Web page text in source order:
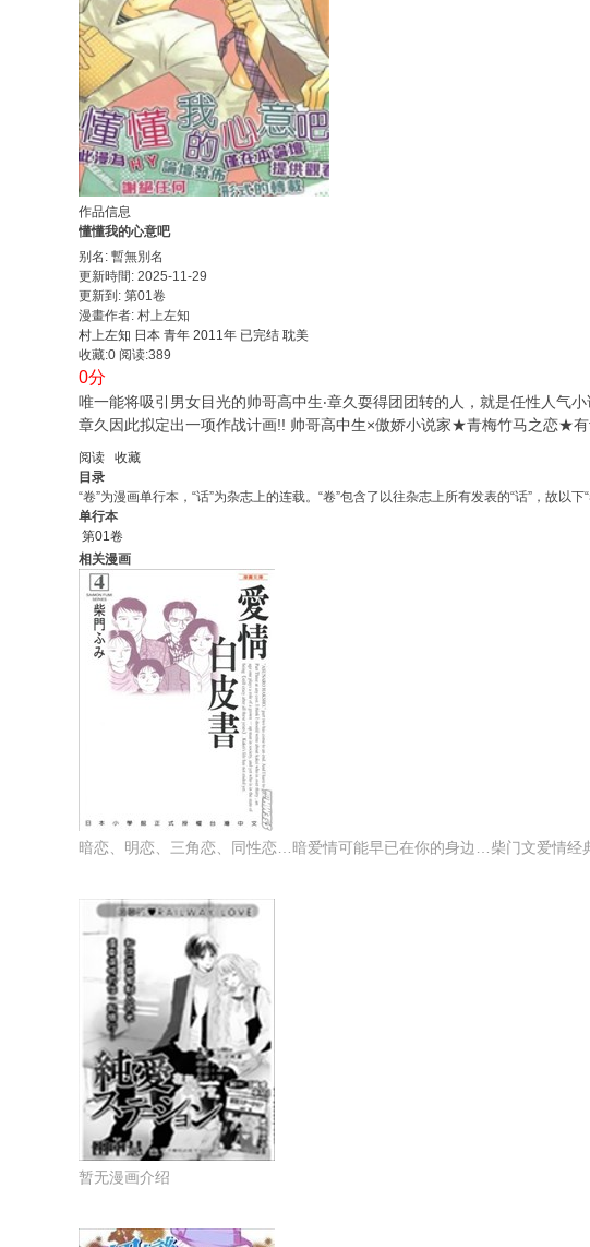
作品信息
懂懂我的心意吧
别名: 暫無別名
更新時間: 2025-11-29
更新到: 第01卷
漫畫作者: 村上左知
村上左知 日本 青年 2011年 已完结 耽美
收藏:0 阅读:389
0分
唯一能将吸引男女目光的帅哥高中生‧章久耍得团团转的人，就是任性人气
章久因此拟定出一项作战计画!! 帅哥高中生×傲娇小说家★青梅竹马之恋★有
阅读
收藏
目录
“卷”为漫画单行本，“话”为杂志上的连载。“卷”包含了以往杂志上所有发表的“话”，故以下
单行本
第01卷
相关漫画
暗恋、明恋、三角恋、同性恋…暗爱情可能早已在你的身边…柴门文爱情经
暂无漫画介绍